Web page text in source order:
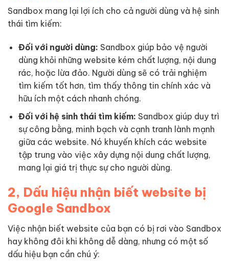
Sandbox mang lại lợi ích cho cả người dùng và hệ sinh
thái tìm kiếm:
Đối với người dùng: Sandbox giúp bảo vệ người
dùng khỏi những website kém chất lượng, nội dung
rác, hoặc lừa đảo. Người dùng sẽ có trải nghiệm
tìm kiếm tốt hơn, tìm thấy thông tin chính xác và
hữu ích một cách nhanh chóng.
Đối với hệ sinh thái tìm kiếm: Sandbox giúp duy trì
sự công bằng, minh bạch và cạnh tranh lành mạnh
giữa các website. Nó khuyến khích các website
tập trung vào việc xây dựng nội dung chất lượng,
mang lại giá trị thực sự cho người dùng.
2, Dấu hiệu nhận biết website bị
Google Sandbox
Việc nhận biết website của bạn có bị rơi vào Sandbox
hay không đôi khi không dễ dàng, nhưng có một số
dấu hiệu bạn cần chú ý: